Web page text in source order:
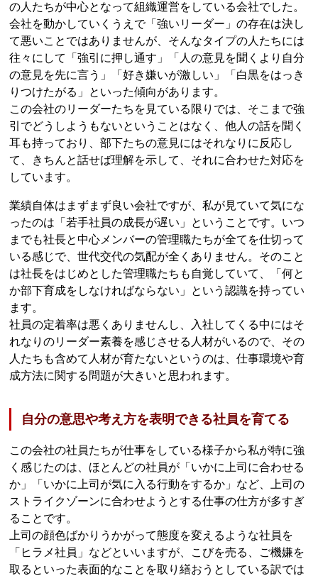
の人たちが中心となって組織運営をしている会社でした。
会社を動かしていくうえで「強いリーダー」の存在は決し
て悪いことではありませんが、そんなタイプの人たちには
往々にして「強引に押し通す」「人の意見を聞くより自分
の意見を先に言う」「好き嫌いが激しい」「白黒をはっき
りつけたがる」といった傾向があります。
この会社のリーダーたちを見ている限りでは、そこまで強
引でどうしようもないということはなく、他人の話を聞く
耳も持っており、部下たちの意見にはそれなりに反応し
て、きちんと話せば理解を示して、それに合わせた対応を
しています。
業績自体はまずまず良い会社ですが、私が見ていて気にな
ったのは「若手社員の成長が遅い」ということです。いつ
までも社長と中心メンバーの管理職たちが全てを仕切って
いる感じで、世代交代の気配が全くありません。そのこと
は社長をはじめとした管理職たちも自覚していて、「何と
か部下育成をしなければならない」という認識を持ってい
ます。
社員の定着率は悪くありませんし、入社してくる中にはそ
れなりのリーダー素養を感じさせる人材がいるので、その
人たちも含めて人材が育たないというのは、仕事環境や育
成方法に関する問題が大きいと思われます。
自分の意思や考え方を表明できる社員を育てる
この会社の社員たちが仕事をしている様子から私が特に強
く感じたのは、ほとんどの社員が「いかに上司に合わせる
か」「いかに上司が気に入る行動をするか」など、上司の
ストライクゾーンに合わせようとする仕事の仕方が多すぎ
ることです。
上司の顔色ばかりうかがって態度を変えるような社員を
「ヒラメ社員」などといいますが、こびを売る、ご機嫌を
取るといった表面的なことを取り繕おうとしている訳では